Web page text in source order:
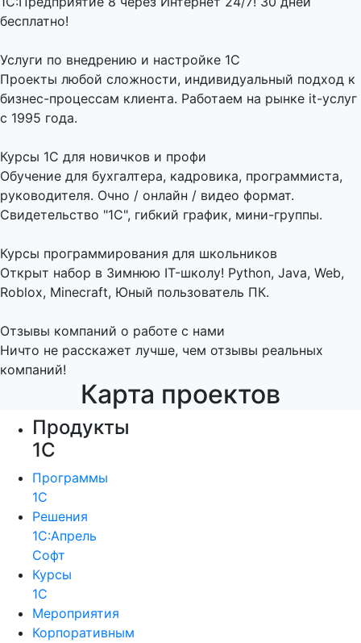
бесплатно!
Услуги по внедрению и настройке 1С
Проекты любой сложности, индивидуальный подход к
бизнес-процессам клиента. Работаем на рынке it-услуг
с 1995 года.
Курсы 1С для новичков и профи
Обучение для бухгалтера, кадровика, программиста,
руководителя. Очно / онлайн / видео формат.
Свидетельство "1С", гибкий график, мини-группы.
Курсы программирования для школьников
Открыт набор в Зимнюю IT-школу! Python, Java, Web,
Roblox, Minecraft, Юный пользователь ПК.
Отзывы компаний о работе с нами
Ничто не расскажет лучше, чем отзывы реальных
компаний!
Карта проектов
Продукты
1С
Программы
1С
Решения
1С:Апрель
Софт
Курсы
1С
Мероприятия
Корпоративным